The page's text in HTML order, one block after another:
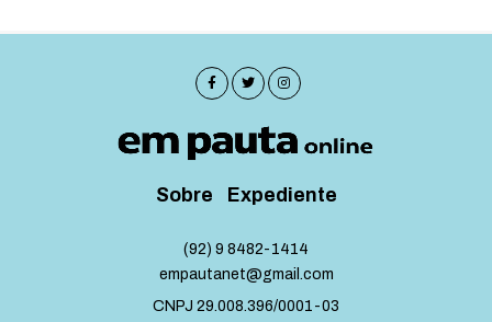
Sobre Expediente
(92) 9 8482-1414
empautanet@gmail.com
CNPJ 29.008.396/0001-03